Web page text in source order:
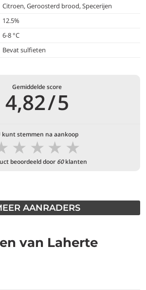
Citroen, Geroosterd brood, Specerijen
12.5%
6-8 °C
Bevat sulfieten
Gemiddelde score
4,82/5
kunt stemmen na aankoop
★
★
★
★
beoordeeld door 60klanten
AANRADERS
van Laherte